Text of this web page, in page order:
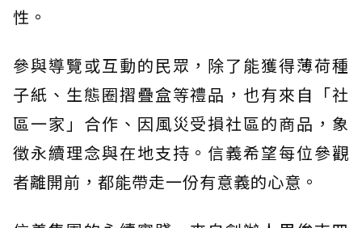
性。
參與導覽或互動的民眾，除了能獲得薄荷種
子紙、生態圈摺疊盒等禮品，也有來自「社
區一家」合作、因風災受損社區的商品，象
徵永續理念與在地支持。信義希望每位參觀
者離開前，都能帶走一份有意義的心意。